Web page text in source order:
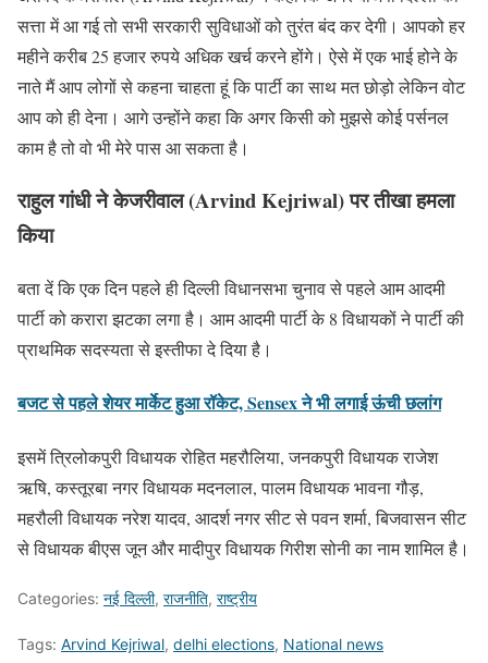
सत्ता में आ गई तो सभी सरकारी सुविधाओं को तुरंत बंद कर देगी। आपको हर
महीने करीब 25 हजार रुपये अधिक खर्च करने होंगे। ऐसे में एक भाई होने के
नाते मैं आप लोगों से कहना चाहता हूं कि पार्टी का साथ मत छोड़ो लेकिन वोट
आप को ही देना। आगे उन्होंने कहा कि अगर किसी को मुझसे कोई पर्सनल
काम है तो वो भी मेरे पास आ सकता है।
राहुल गांधी ने केजरीवाल (Arvind Kejriwal) पर तीखा हमला
किया
बता दें कि एक दिन पहले ही दिल्ली विधानसभा चुनाव से पहले आम आदमी
पार्टी को करारा झटका लगा है। आम आदमी पार्टी के 8 विधायकों ने पार्टी की
प्राथमिक सदस्यता से इस्तीफा दे दिया है।
बजट से पहले शेयर मार्केट हुआ रॉकेट, Sensex ने भी लगाई ऊंची छलांग
इसमें त्रिलोकपुरी विधायक रोहित महरौलिया, जनकपुरी विधायक राजेश
ऋषि, कस्तूरबा नगर विधायक मदनलाल, पालम विधायक भावना गौड़,
महरौली विधायक नरेश यादव, आदर्श नगर सीट से पवन शर्मा, बिजवासन सीट
से विधायक बीएस जून और मादीपुर विधायक गिरीश सोनी का नाम शामिल है।
Categories: नई दिल्ली, राजनीति, राष्ट्रीय
Tags: Arvind Kejriwal, delhi elections, National news